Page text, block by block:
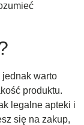
jednak warto
produktu.
legalne apteki i
się na zakup,